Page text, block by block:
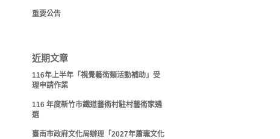
重要公告
近期文章
116年上半年「視覺藝術類活動補助」受
理申請作業
116 年度新竹市鐵道藝術村駐村藝術家遴
選
臺南市政府文化局辦理「2027年蕭瓏文化